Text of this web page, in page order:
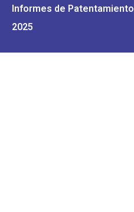
Informes de Patentamiento
2025